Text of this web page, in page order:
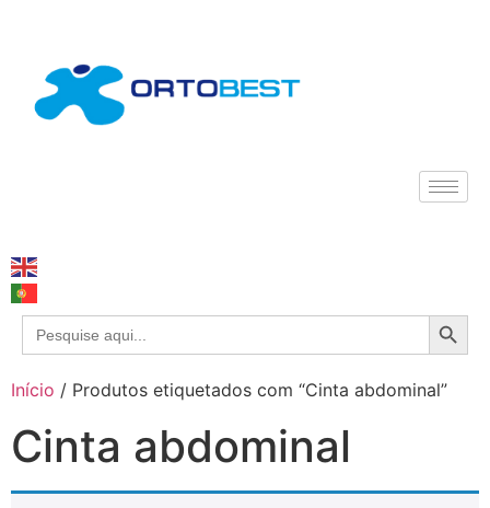
Search
for:
Início / Produtos etiquetados com “Cinta abdominal”
Cinta abdominal